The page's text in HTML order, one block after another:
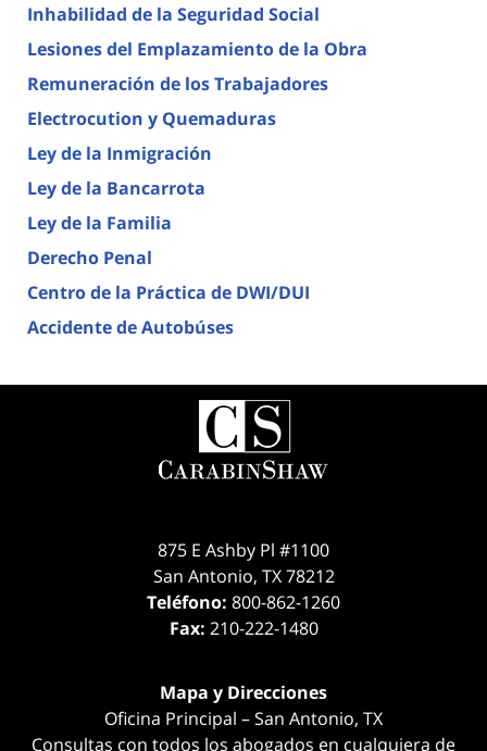
Inhabilidad de la Seguridad Social
Lesiones del Emplazamiento de la Obra
Remuneración de los Trabajadores
Electrocution y Quemaduras
Ley de la Inmigración
Ley de la Bancarrota
Ley de la Familia
Derecho Penal
Centro de la Práctica de DWI/DUI
Accidente de Autobúses
875 E Ashby Pl #1100
San Antonio, TX 78212
Teléfono: 800-862-1260
Fax: 210-222-1480
Mapa y Direcciones
Oficina Principal – San Antonio, TX
Consultas con todos los abogados en cualquiera de